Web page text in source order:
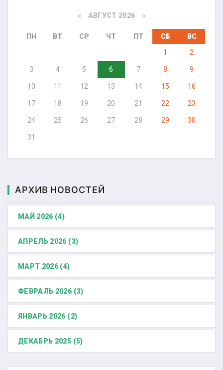
« АВГУСТ 2026 »
ПН ВТ СР ЧТ ПТ СБ
ВС
1
2
3 4 5 6 7 8 9
10 11 12 13 14 15 16
17 18 19 20 21 22 23
24 25 26 27 28 29 30
31
АРХИВ НОВОСТЕЙ
МАЙ 2026 (4)
АПРЕЛЬ 2026 (3)
МАРТ 2026 (4)
ФЕВРАЛЬ 2026 (3)
ЯНВАРЬ 2026 (2)
ДЕКАБРЬ 2025 (5)